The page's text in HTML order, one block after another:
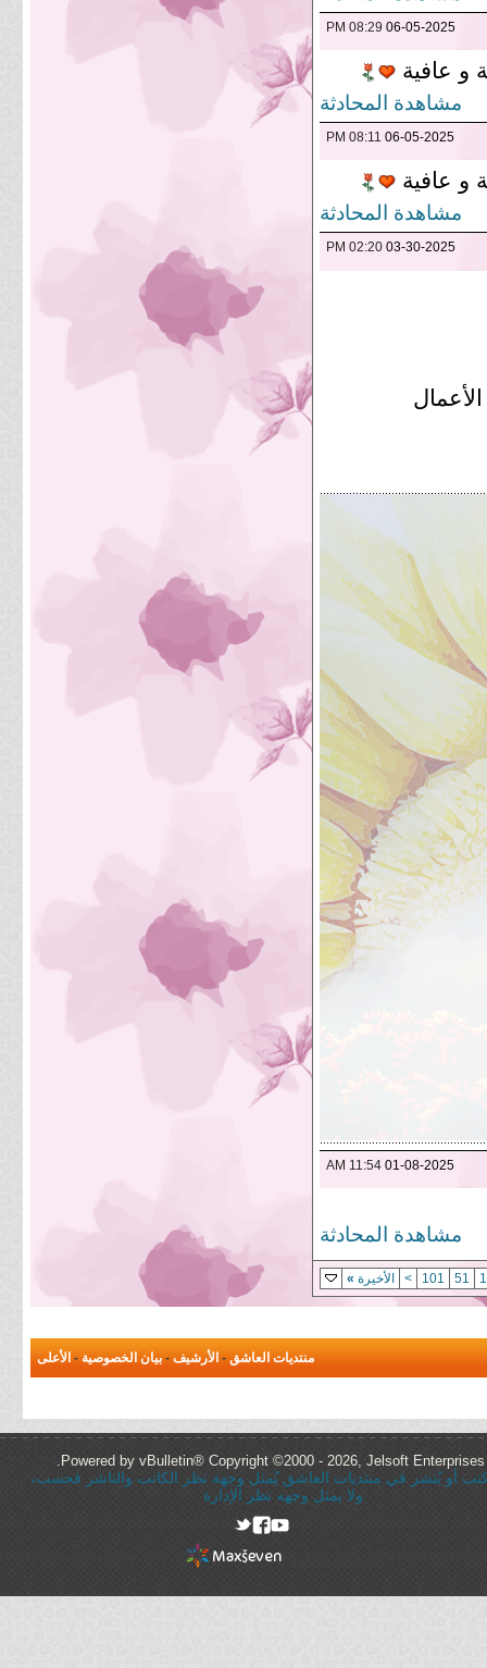
06-05-2025
08:29 PM
و عافية
مشاهدة المحادثة
06-05-2025
08:11 PM
و عافية
مشاهدة المحادثة
03-30-2025
02:20 PM
01-08-2025
11:54 AM
مشاهدة المحادثة
51
101
> الأخيرة »
منتديات العاشق - الأرشيف - بيان الخصوصية - الأعلى
Powered by vBulletin® Copyright ©2000 - 2026, Jelsoft Enterprises
أو يُنشر في منتديات العاشق يُمثل وجهة نظر الكاتب والناشر فحسب،
ولا يمثل وجهه نظر الإدارة